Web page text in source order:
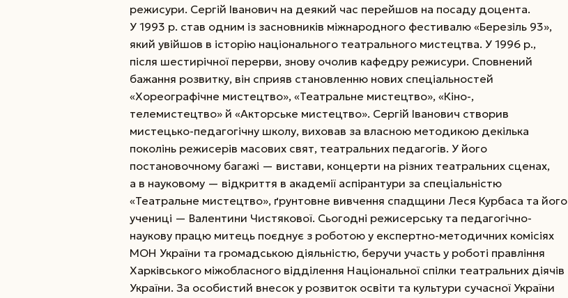
режисури. Сергій Іванович на деякий час перейшов на посаду доцента.
У 1993 р. став одним із засновників міжнародного фестивалю «Березіль 93»,
який увійшов в історію національного театрального мистецтва. У 1996 р.,
після шестирічної перерви, знову очолив кафедру режисури. Сповнений
бажання розвитку, він сприяв становленню нових спеціальностей
«Хореографічне мистецтво», «Театральне мистецтво», «Кіно-,
телемистецтво» й «Акторське мистецтво». Сергій Іванович створив
мистецько-педагогічну школу, виховав за власною методикою декілька
поколінь режисерів масових свят, театральних педагогів. У його
постановочному багажі — вистави, концерти на різних театральних сценах,
а в науковому — відкриття в академії аспірантури за спеціальністю
«Театральне мистецтво», ґрунтовне вивчення спадщини Леся Курбаса та його
учениці — Валентини Чистякової. Сьогодні режисерську та педагогічно-
наукову працю митець поєднує з роботою у експертно-методичних комісіях
МОН України та громадською діяльністю, беручи участь у роботі правління
Харківського міжобласного відділення Національної спілки театральних діячів
України. За особистий внесок у розвиток освіти та культури сучасної України